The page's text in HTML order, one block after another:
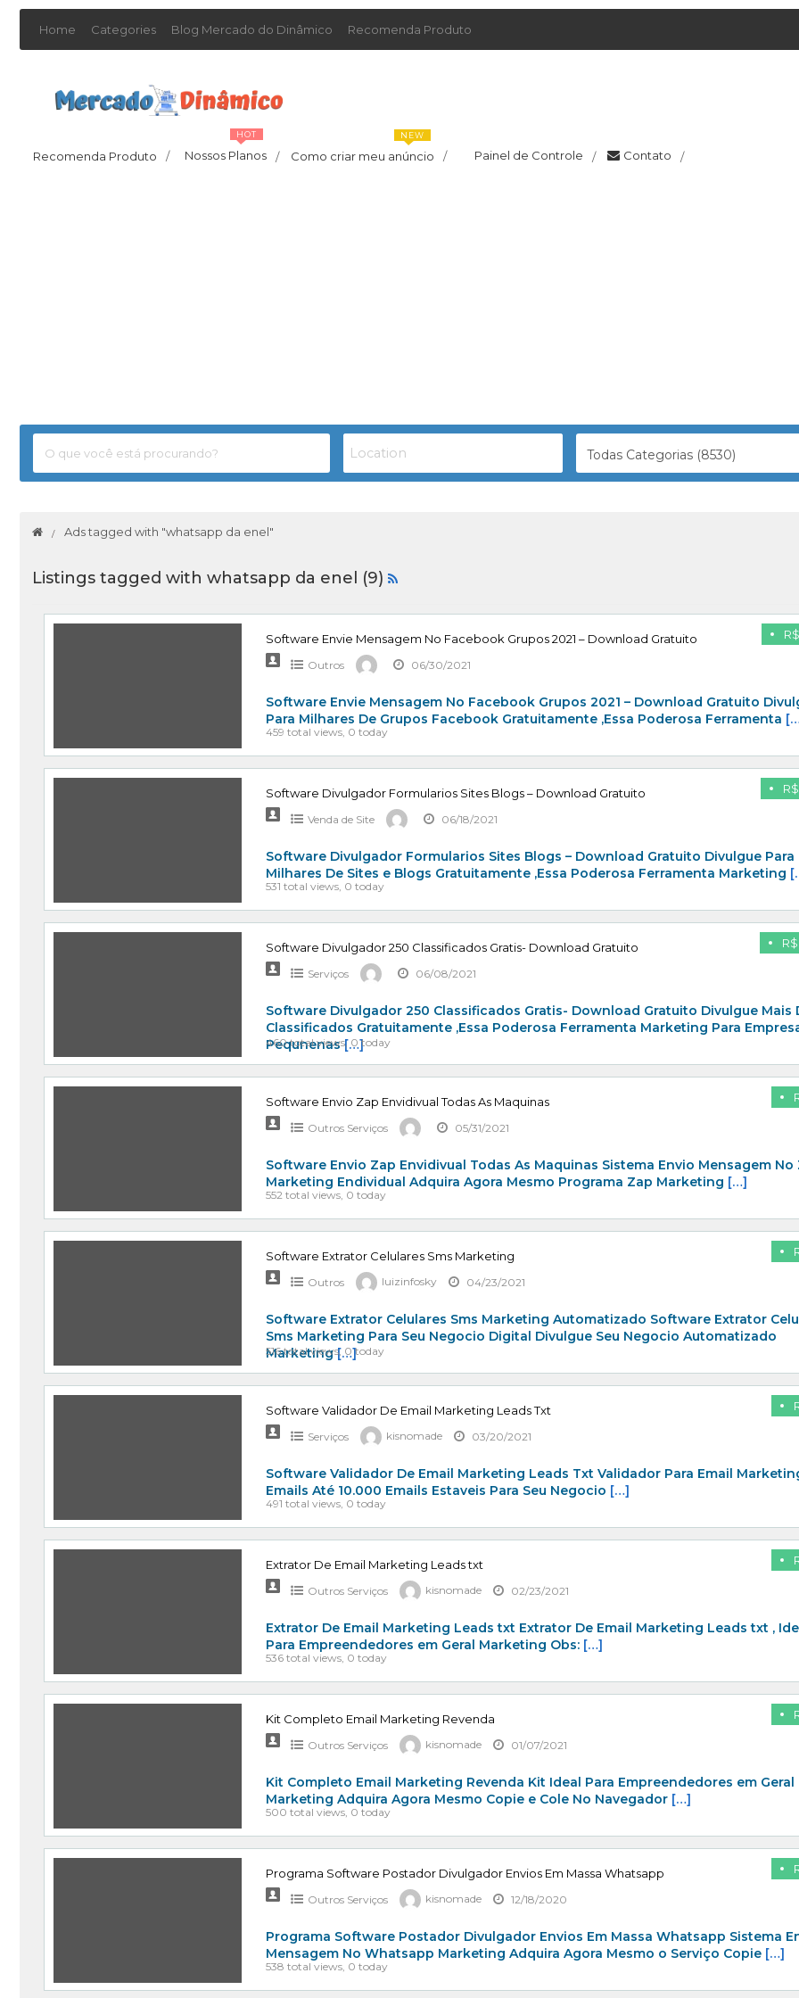
Home Categories Blog Mercado do Dinâmico Recomenda Produto
Recomenda Produto / Nossos Planos /
HOT
Como criar meu anúncio /
NEW
Painel de Controle / Contato /
Todas Categorias (8530)
Ads tagged with "whatsapp da enel"
Listings tagged with whatsapp da enel (9)
Software Envie Mensagem No Facebook Grupos 2021 – Download Gratuito
Outros 06/30/2021
Software Envie Mensagem No Facebook Grupos 2021 – Download Gratuito
Para Milhares De Grupos Facebook Gratuitamente ,Essa Poderosa Ferramenta
459 total views, 0 today
Software Divulgador Formularios Sites Blogs – Download Gratuito
Venda de Site 06/18/2021
Software Divulgador Formularios Sites Blogs – Download Gratuito Divulgue Para
Milhares De Sites e Blogs Gratuitamente ,Essa Poderosa Ferramenta Marketing
531 total views, 0 today
Software Divulgador 250 Classificados Gratis- Download Gratuito
Serviços 06/08/2021
Software Divulgador 250 Classificados Gratis- Download Gratuito Divulgue Mais
Classificados Gratuitamente ,Essa Poderosa Ferramenta Marketing Para
Pequnenas[…]
460 total views, 0 today
Software Envio Zap Envidivual Todas As Maquinas
Outros Serviços 05/31/2021
Software Envio Zap Envidivual Todas As Maquinas Sistema Envio Mensagem No
Marketing Endividual Adquira Agora Mesmo Programa Zap Marketing […]
552 total views, 0 today
Software Extrator Celulares Sms Marketing
Outros luizinfosky 04/23/2021
Software Extrator Celulares Sms Marketing Automatizado Software Extrator
Sms Marketing Para Seu Negocio Digital Divulgue Seu Negocio Automatizado
Marketing[…]
516 total views, 0 today
Software Validador De Email Marketing Leads Txt
Serviços kisnomade 03/20/2021
Software Validador De Email Marketing Leads Txt Validador Para Email
Emails Até 10.000 Emails Estaveis Para Seu Negocio […]
491 total views, 0 today
Extrator De Email Marketing Leads txt
Outros Serviços kisnomade 02/23/2021
Extrator De Email Marketing Leads txt Extrator De Email Marketing Leads txt ,
Para Empreendedores em Geral Marketing Obs: […]
536 total views, 0 today
Kit Completo Email Marketing Revenda
Outros Serviços kisnomade 01/07/2021
Kit Completo Email Marketing Revenda Kit Ideal Para Empreendedores em Geral
Marketing Adquira Agora Mesmo Copie e Cole No Navegador […]
500 total views, 0 today
Programa Software Postador Divulgador Envios Em Massa Whatsapp
Outros Serviços kisnomade 12/18/2020
Programa Software Postador Divulgador Envios Em Massa Whatsapp Sistema
Mensagem No Whatsapp Marketing Adquira Agora Mesmo o Serviço Copie […]
538 total views, 0 today